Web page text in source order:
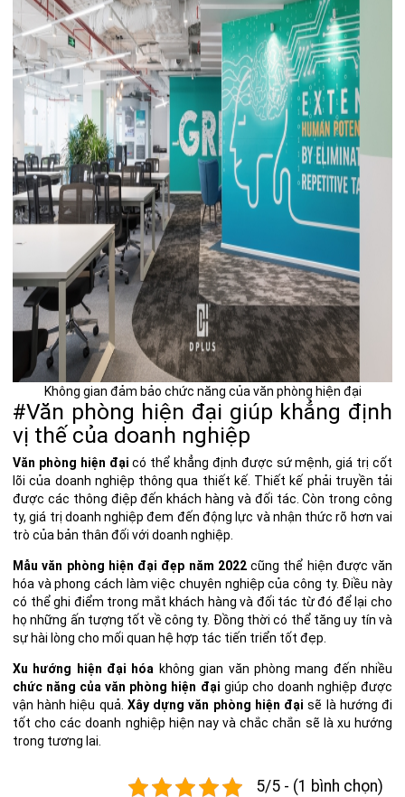
Không gian đảm bảo chức năng của văn phòng hiện đại
#Văn phòng hiện đại giúp khẳng định
vị thế của doanh nghiệp
Văn phòng hiện đạicó thể khẳng định được sứ mệnh, giá trị cốt
lõi của doanh nghiệp thông qua thiết kế. Thiết kế phải truyền tải
được các thông điệp đến khách hàng và đối tác.Còn trong công
ty, giá trị doanh nghiệp đem đến động lực và nhận thức rõ hơn vai
trò của bản thân đối với doanh nghiệp.
Mẫu văn phòng hiện đại đẹp năm 2022 cũng thể hiện được văn
hóa và phong cách làm việc chuyên nghiệp của công ty. Điều này
có thể ghi điểm trong mắt khách hàng và đối tác từ đó để lại cho
họ những ấn tượng tốt về công ty. Đồng thời có thể tăng uy tín và
sự hài lòng cho mối quan hệ hợp tác tiến triển tốt đẹp.
Xu hướng hiện đại hóa không gian văn phòng mang đến nhiều
chức năng của văn phòng hiện đại giúp cho doanh nghiệp được
vận hành hiệu quả. Xây dựng văn phòng hiện đại sẽ là hướng đi
tốt cho các doanh nghiệp hiện nay và chắc chắn sẽ là xu hướng
trong tương lai.
5/5 - (1 bình chọn)